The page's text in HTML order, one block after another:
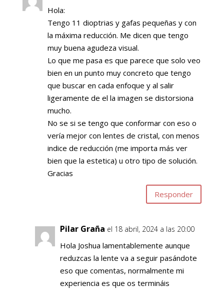
Hola:
Tengo 11 dioptrias y gafas pequeñas y con
la máxima reducción. Me dicen que tengo
muy buena agudeza visual.
Lo que me pasa es que parece que solo veo
bien en un punto muy concreto que tengo
que buscar en cada enfoque y al salir
ligeramente de el la imagen se distorsiona
mucho.
No se si se tengo que conformar con eso o
vería mejor con lentes de cristal, con menos
indice de reducción (me importa más ver
bien que la estetica) u otro tipo de solución.
Gracias
Responder
Pilar Graña el 18 abril, 2024 a las 20:00
Hola Joshua lamentablemente aunque
reduzcas la lente va a seguir pasándote
eso que comentas, normalmente mi
experiencia es que os termináis